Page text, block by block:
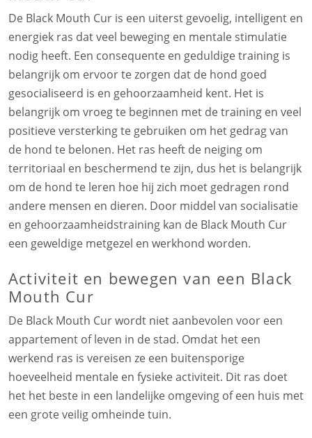
De Black Mouth Cur is een uiterst gevoelig, intelligent en
energiek ras dat veel beweging en mentale stimulatie
nodig heeft. Een consequente en geduldige training is
belangrijk om ervoor te zorgen dat de hond goed
gesocialiseerd is en gehoorzaamheid kent. Het is
belangrijk om vroeg te beginnen met de training en veel
positieve versterking te gebruiken om het gedrag van
de hond te belonen. Het ras heeft de neiging om
territoriaal en beschermend te zijn, dus het is belangrijk
om de hond te leren hoe hij zich moet gedragen rond
andere mensen en dieren. Door middel van socialisatie
en gehoorzaamheidstraining kan de Black Mouth Cur
een geweldige metgezel en werkhond worden.
Activiteit en bewegen van een Black
Mouth Cur
De Black Mouth Cur wordt niet aanbevolen voor een
appartement of leven in de stad. Omdat het een
werkend ras is vereisen ze een buitensporige
hoeveelheid mentale en fysieke activiteit. Dit ras doet
het het beste in een landelijke omgeving of een huis met
een grote veilig omheinde tuin.